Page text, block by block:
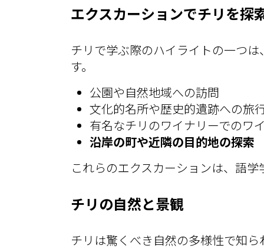
エクスカーションでチリを探
チリで学ぶ際のハイライトの一つ
す。
公園や自然地域への訪問
文化的名所や歴史的遺跡への旅
有名なチリのワイナリーでのワ
沿岸の町や近隣の目的地の探索
これらのエクスカーションは、語
チリの自然と景観
チリは驚くべき自然の多様性で知